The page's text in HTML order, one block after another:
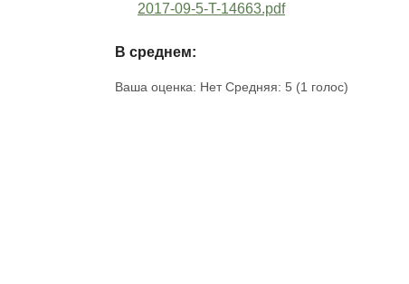
2017-09-5-T-14663.pdf
В среднем:
Ваша оценка: Нет Средняя: 5 (1 голос)